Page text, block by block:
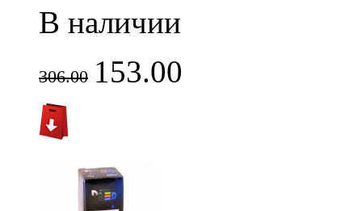
В наличии
306.00 153.00